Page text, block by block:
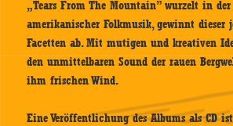
„Tears From The Mountain” wurzelt in
amerikanischer Folkmusik, gewinnt dieser
Facetten ab. Mit mutigen und kreativen
den unmittelbaren Sound der rauen
ihm frischen Wind.
Eine Veröffentlichung des Albums als CD